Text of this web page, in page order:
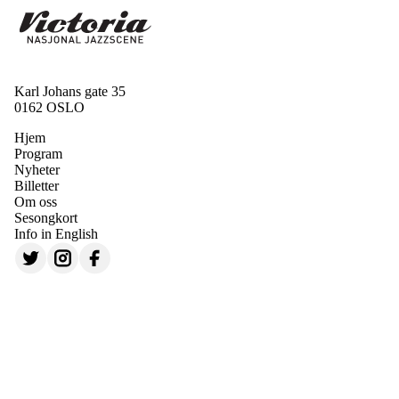
Karl Johans gate 35
0162 OSLO
Hjem
Program
Nyheter
Billetter
Om oss
Sesongkort
Info in English